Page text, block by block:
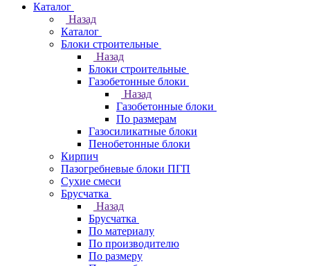
Каталог
Назад
Каталог
Блоки строительные
Назад
Блоки строительные
Газобетонные блоки
Назад
Газобетонные блоки
По размерам
Газосиликатные блоки
Пенобетонные блоки
Кирпич
Пазогребневые блоки ПГП
Сухие смеси
Брусчатка
Назад
Брусчатка
По материалу
По производителю
По размеру